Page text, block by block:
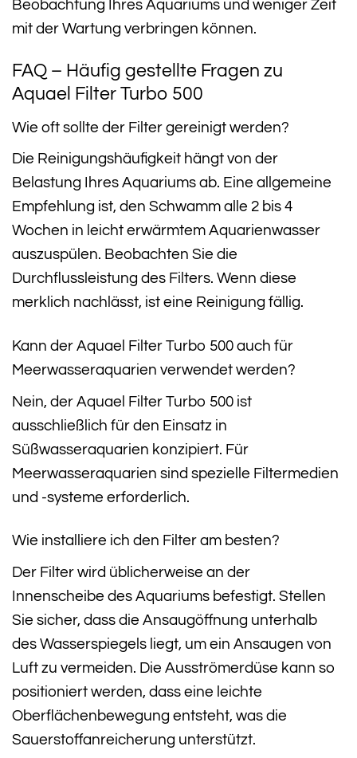
Beobachtung Ihres Aquariums und weniger Zeit
mit der Wartung verbringen können.
FAQ – Häufig gestellte Fragen zu
Aquael Filter Turbo 500
Wie oft sollte der Filter gereinigt werden?
Die Reinigungshäufigkeit hängt von der
Belastung Ihres Aquariums ab. Eine allgemeine
Empfehlung ist, den Schwamm alle 2 bis 4
Wochen in leicht erwärmtem Aquarienwasser
auszuspülen. Beobachten Sie die
Durchflussleistung des Filters. Wenn diese
merklich nachlässt, ist eine Reinigung fällig.
Kann der Aquael Filter Turbo 500 auch für
Meerwasseraquarien verwendet werden?
Nein, der Aquael Filter Turbo 500 ist
ausschließlich für den Einsatz in
Süßwasseraquarien konzipiert. Für
Meerwasseraquarien sind spezielle Filtermedien
und -systeme erforderlich.
Wie installiere ich den Filter am besten?
Der Filter wird üblicherweise an der
Innenscheibe des Aquariums befestigt. Stellen
Sie sicher, dass die Ansaugöffnung unterhalb
des Wasserspiegels liegt, um ein Ansaugen von
Luft zu vermeiden. Die Ausströmerdüse kann so
positioniert werden, dass eine leichte
Oberflächenbewegung entsteht, was die
Sauerstoffanreicherung unterstützt.